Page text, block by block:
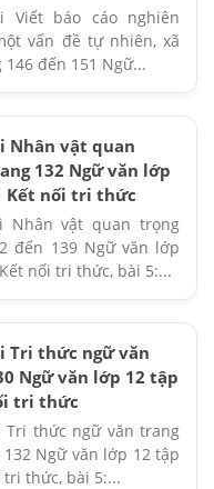
Viết báo cáo nghiên
vấn đề tự nhiên, xã
đến 151 Ngữ...
Nhân vật quan
132 Ngữ văn lớp
Kết nối tri thức
Nhân vật quan trọng
đến 139 Ngữ văn lớp
nối tri thức, bài 5:...
Tri thức ngữ văn
Ngữ văn lớp 12 tập
tri thức
Tri thức ngữ văn trang
132 Ngữ văn lớp 12 tập
tri thức, bài 5:...